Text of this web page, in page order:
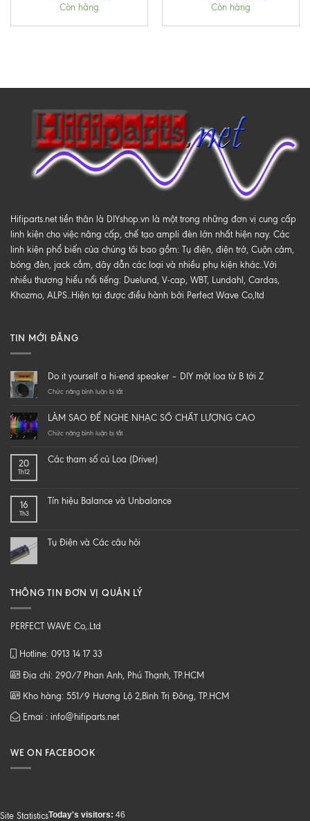
Còn hàng Còn hàng
Hifiparts.net tiền thân là DIYshop.vn là một trong những đơn vị cung cấp
linh kiện cho việc nâng cấp, chế tạo ampli đèn lớn nhất hiện nay. Các
linh kiện phổ biến của chúng tôi bao gồm: Tụ điện, điện trở, Cuộn cảm,
bóng đèn, jack cắm, dây dẫn các loại và nhiều phụ kiện khác..Với
nhiều thương hiểu nổi tiếng: Duelund, V-cap, WBT, Lundahl, Cardas,
Khozmo, ALPS..Hiện tại được điều hành bởi Perfect Wave Co,ltd
TIN MỚI ĐĂNG
Do it yourself a hi-end speaker – DIY một loa từ B tới Z
Chức năng bình luận bị tắtở
yourself
a
speaker
loa
Z
LÀM SAO ĐỂ NGHE NHẠC SỐ CHẤT LƯỢNG CAO
Chức năng bình luận bị tắtở
ĐỂ
CHẤT
20
Th12
Các tham số củ Loa (Driver)
16
Th3
Tín hiệu Balance và Unbalance
Tụ Điện và Các câu hỏi
THÔNG TIN ĐƠN VỊ QUẢN LÝ
PERFECT WAVE Co,.Ltd
Hotline: 0913 14 17 33
Địa chỉ: 290/7 Phan Anh, Phú Thạnh, TP.HCM
Kho hàng: 551/9 Hương Lộ 2,Bình Trị Đông, TP.HCM
Emai : info@hifiparts.net
WE ON FACEBOOK
Site StatisticsToday's visitors: 46